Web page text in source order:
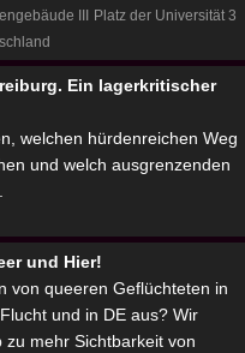
III
Platz der Universität 3
Ein lagerkritischer
welchen hürdenreichen Weg
und welch ausgrenzenden
und Hier!
von queeren Geflüchteten in
und in DE aus? Wir
mehr Sichtbarkeit von